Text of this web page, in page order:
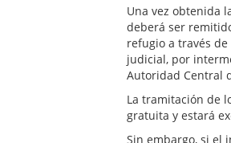
Una vez obtenida
deberá ser
refugio a través
judicial, por
Autoridad Central
La tramitación de
gratuita y estará
Sin embargo, si el